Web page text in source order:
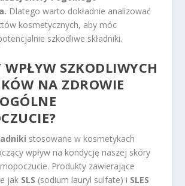
Dlatego warto dokładnie analizować
kosmetycznych, aby móc
szkodliwe składniki.
WPŁYW SZKODLIWYCH
NA ZDROWIE
stosowane w kosmetykach
wpływ na kondycję naszej skóry
Produkty zawierające
jak SLS (sodium lauryl sulfate) i SLES